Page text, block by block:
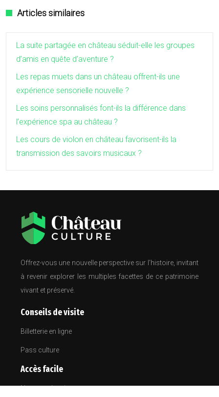
Articles similaires
La suite partagée en château séduit-elle les groupes
d’amis en quête d’aventure ?
Les repas muets dans un château offrent-ils une
expérience sensorielle nouvelle ?
Les soins personnalisés font-ils la différence dans
l’expérience spa au château ?
Les cours de violon en château favorisent-ils la
transmission des savoirs musicaux ?
Offrez-vous une nouvelle perspective sur l’histoire, invitant
à revenir explorer les multiples facettes de ce patrimoine
vivant et préservé.
Conseils de visite
Billetterie en ligne
Pass culture
Accès facile
Navettes depuis gares